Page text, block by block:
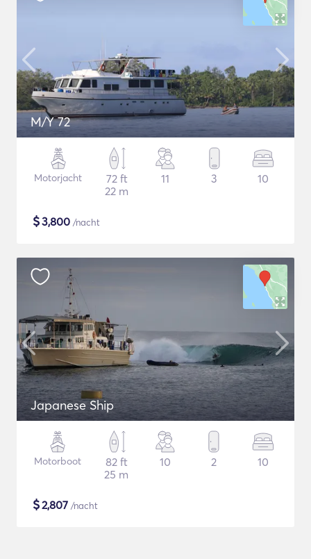
M/Y 72
Motorjacht
72 ft
22 m
11 3 10
$3,800 /nacht
Japanese Ship
Motorboot
82 ft
25 m
10 2 10
$2,807 /nacht